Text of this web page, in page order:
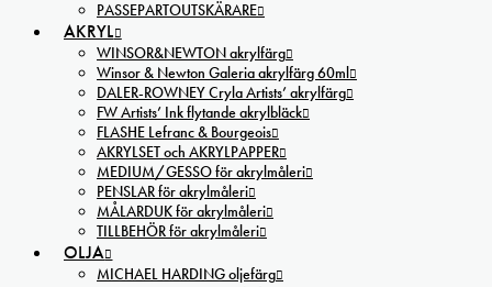
PASSEPARTOUTSKÄRARE
AKRYL
WINSOR&NEWTON akrylfärg
Winsor & Newton Galeria akrylfärg 60ml
DALER-ROWNEY Cryla Artists’ akrylfärg
FW Artists’ Ink flytande akrylbläck
FLASHE Lefranc & Bourgeois
AKRYLSET och AKRYLPAPPER
MEDIUM/GESSO för akrylmåleri
PENSLAR för akrylmåleri
MÅLARDUK för akrylmåleri
TILLBEHÖR för akrylmåleri
OLJA
MICHAEL HARDING oljefärg